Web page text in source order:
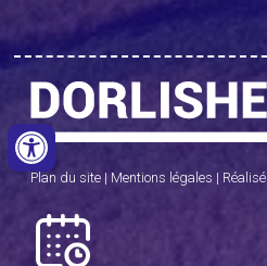
Plan du site | Mentions légales |